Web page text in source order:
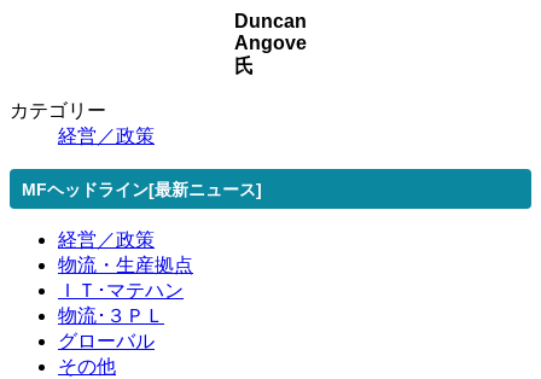
Duncan
Angove
氏
カテゴリー
経営／政策
MFヘッドライン[最新ニュース]
経営／政策
物流・生産拠点
ＩＴ･マテハン
物流･３ＰＬ
グローバル
その他